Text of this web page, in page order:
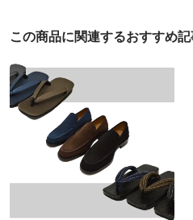
この商品に関連するおすすめ記